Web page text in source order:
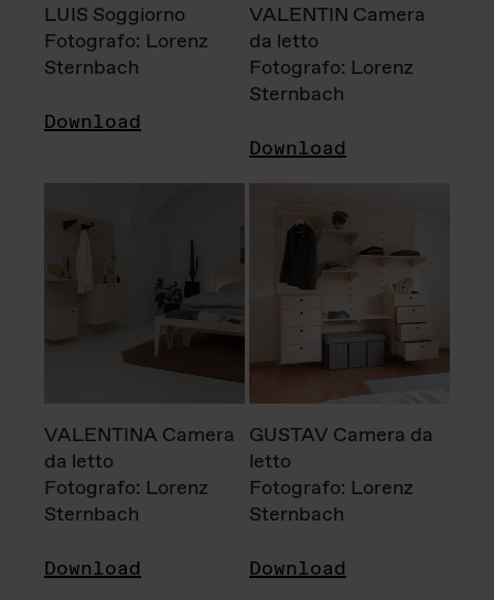
LUIS Soggiorno
Fotografo: Lorenz
Sternbach
Download
VALENTIN Camera
da letto
Fotografo: Lorenz
Sternbach
Download
VALENTINA Camera
da letto
Fotografo: Lorenz
Sternbach
Download
GUSTAV Camera da
letto
Fotografo: Lorenz
Sternbach
Download